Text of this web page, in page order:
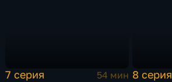
7 серия 54 мин 8 серия